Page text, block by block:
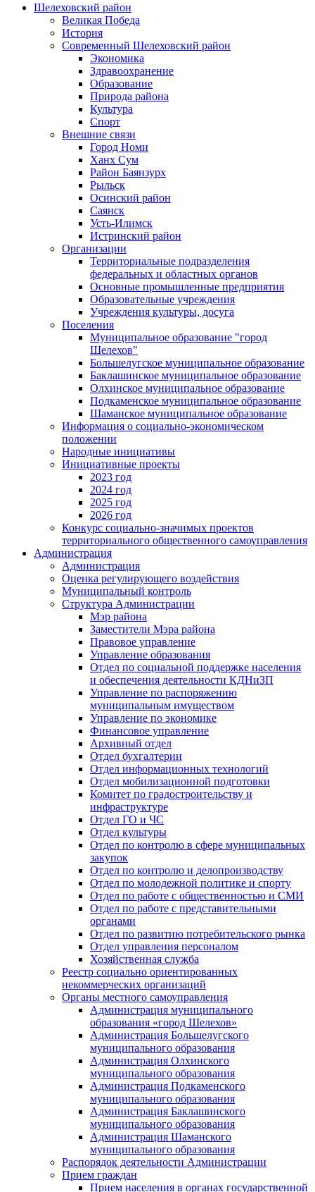
Шелеховский район
Великая Победа
История
Современный Шелеховский район
Экономика
Здравоохранение
Образование
Природа района
Культура
Спорт
Внешние связи
Город Номи
Ханх Сум
Район Баянзурх
Рыльск
Осинский район
Саянск
Усть-Илимск
Истринский район
Организации
Территориальные подразделения
федеральных и областных органов
Основные промышленные предприятия
Образовательные учреждения
Учреждения культуры, досуга
Поселения
Муниципальное образование "город
Шелехов"
Большелугское муниципальное образование
Баклашинское муниципальное образование
Олхинское муниципальное образование
Подкаменское муниципальное образование
Шаманское муниципальное образование
Информация о социально-экономическом
положении
Народные инициативы
Инициативные проекты
2023 год
2024 год
2025 год
2026 год
Конкурс социально-значимых проектов
территориального общественного самоуправления
Администрация
Администрация
Оценка регулирующего воздействия
Муниципальный контроль
Структура Администрации
Мэр района
Заместители Мэра района
Правовое управление
Управление образования
Отдел по социальной поддержке населения
и обеспечения деятельности КДНиЗП
Управление по распоряжению
муниципальным имуществом
Управление по экономике
Финансовое управление
Архивный отдел
Отдел бухгалтерии
Отдел информационных технологий
Отдел мобилизационной подготовки
Комитет по градостроительству и
инфраструктуре
Отдел ГО и ЧС
Отдел культуры
Отдел по контролю в сфере муниципальных
закупок
Отдел по контролю и делопроизводству
Отдел по молодежной политике и спорту
Отдел по работе с общественностью и СМИ
Отдел по работе с представительными
органами
Отдел по развитию потребительского рынка
Отдел управления персоналом
Хозяйственная служба
Реестр социально ориентированных
некоммерческих организаций
Органы местного самоуправления
Администрация муниципального
образования «город Шелехов»
Администрация Большелугского
муниципального образования
Администрация Олхинского
муниципального образования
Администрация Подкаменского
муниципального образования
Администрация Баклашинского
муниципального образования
Администрация Шаманского
муниципального образования
Распорядок деятельности Администрации
Прием граждан
Прием населения в органах государственной